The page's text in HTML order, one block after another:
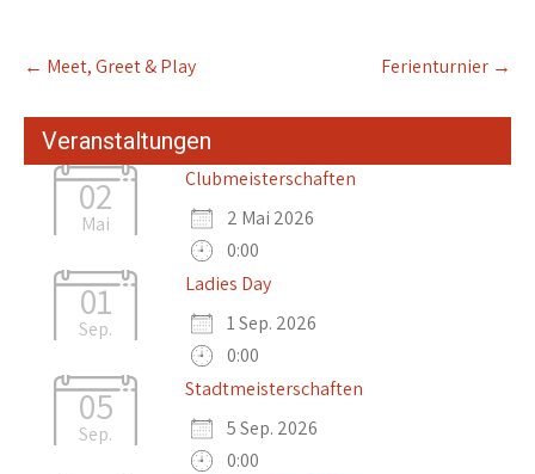
Post
navigation
← Meet, Greet & Play Ferienturnier →
Veranstaltungen
02
Mai
Clubmeisterschaften
2 Mai 2026
0:00
01
Sep.
Ladies Day
1 Sep. 2026
0:00
05
Sep.
Stadtmeisterschaften
5 Sep. 2026
0:00